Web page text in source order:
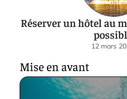
Réserver un hôtel au
12 mars
Mise en avant